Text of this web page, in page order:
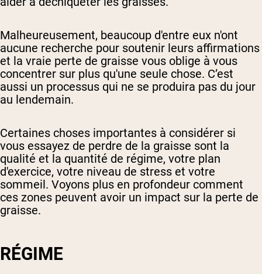
Malheureusement, beaucoup d'entre eux n'ont
aucune recherche pour soutenir leurs affirmations
et la vraie perte de graisse vous oblige à vous
concentrer sur plus qu'une seule chose. C’est
aussi un processus qui ne se produira pas du jour
au lendemain.
Certaines choses importantes à considérer si
vous essayez de perdre de la graisse sont la
qualité et la quantité de régime, votre plan
d'exercice, votre niveau de stress et votre
sommeil. Voyons plus en profondeur comment
ces zones peuvent avoir un impact sur la perte de
graisse.
RÉGIME